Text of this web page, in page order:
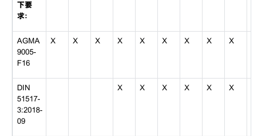
下要
求：
AGMA
9005-
F16
X X X X X X X X X
DIN
51517-
3:2018-
09
X X X X X X